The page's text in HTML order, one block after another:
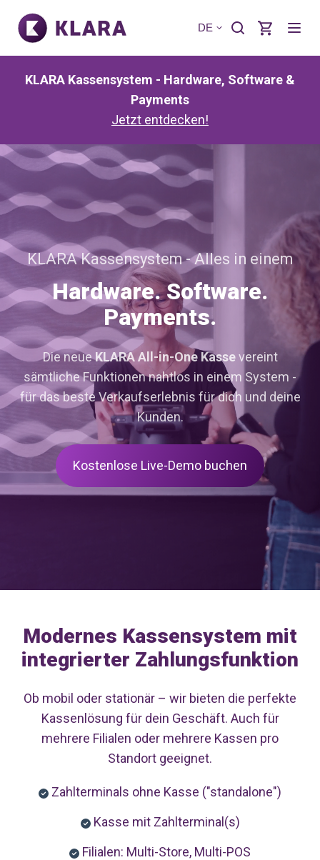
DE
KLARA Kassensystem - Hardware, Software &
Payments
Jetzt entdecken!
KLARA Kassensystem - Alles in einem
Hardware. Software.
Payments.
Die neueKLARA All-in-One Kassevereint
sämtliche Funktionen nahtlos in einem System -
für das beste Verkaufserlebnis für dich und deine
Kunden.
Kostenlose Live-Demo buchen
Modernes Kassensystem mit
integrierter Zahlungsfunktion
Ob mobil oder stationär – wir bieten die perfekte
Kassenlösung für dein Geschäft. Auch für
mehrere Filialen oder mehrere Kassen pro
Standort geeignet.
Zahlterminals ohne Kasse ("standalone")
Kasse mit Zahlterminal(s)
Filialen: Multi-Store, Multi-POS